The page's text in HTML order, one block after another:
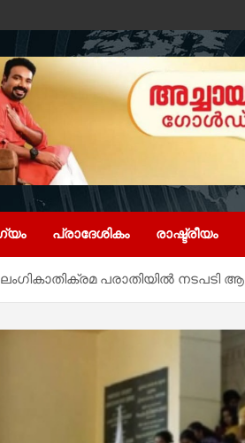
പ്രാദേശികം രാഷ്ട്രീയം
പരാതിയിൽ